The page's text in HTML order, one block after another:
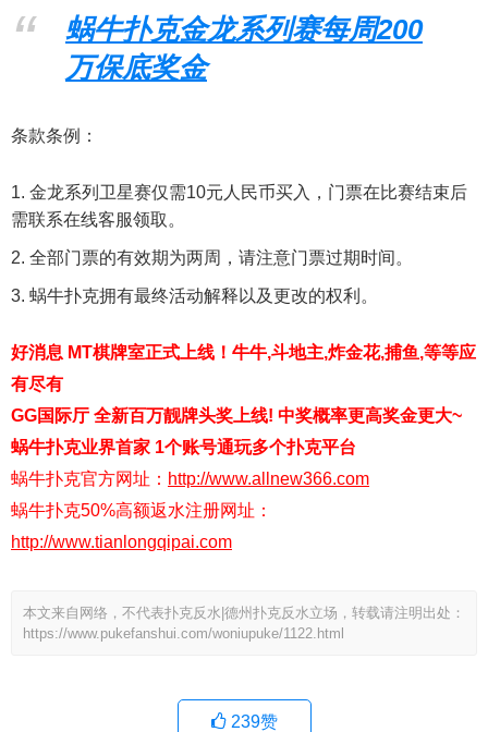
蜗牛扑克金龙系列赛每周200
万保底奖金
条款条例：
金龙系列卫星赛仅需10元人民币买入，门票在比赛结束后
需联系在线客服领取。
全部门票的有效期为两周，请注意门票过期时间。
蜗牛扑克拥有最终活动解释以及更改的权利。
好消息 MT棋牌室正式上线！牛牛,斗地主,炸金花,捕鱼,等等应
有尽有
GG国际厅 全新百万靓牌头奖上线! 中奖概率更高奖金更大~
蜗牛扑克业界首家 1个账号通玩多个扑克平台
蜗牛扑克官方网址： http://www.allnew366.com
蜗牛扑克50%高额返水注册网址：
http://www.tianlongqipai.com
本文来自网络，不代表扑克反水|德州扑克反水立场，转载请注明出处：
https://www.pukefanshui.com/woniupuke/1122.html
239赞